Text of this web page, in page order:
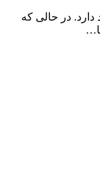
در حالی که